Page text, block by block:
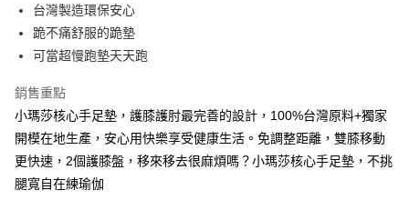
元大商業銀行
玉山商業銀行
台灣樂天信用卡公司
Google Pay
AFTEE先享後付
【關於「AFTEE先享後付」】
AFTEE先享後付是「在收到商品之後才付款」的支付方式。 讓您購物簡單
便利好安心！
１．簡單：不需註冊會員、不需綁卡、不需儲值。
２．便利：只要手機號碼，簡訊認證，即可結帳。
ATM付款
運送方式
宅配
台灣製造環保安心
跪不痛舒服的跪墊
可當超慢跑墊天天跑
銷售重點
小瑪莎核心手足墊，護膝護肘最完善的設計，100%台灣原料+獨家
開模在地生產，安心用快樂享受健康生活。免調整距離，雙膝移動
更快速，2個護膝盤，移來移去很麻煩嗎？小瑪莎核心手足墊，不挑
腿寬自在練瑜伽